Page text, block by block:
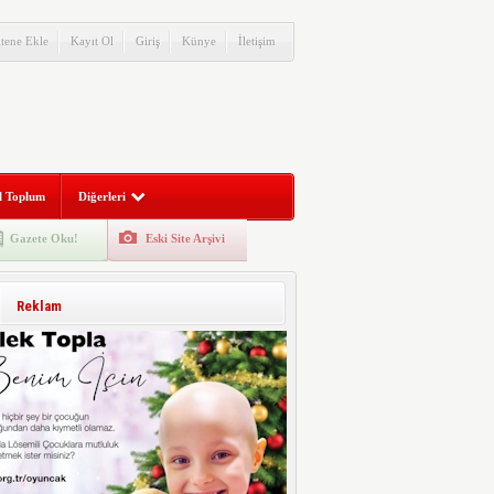
Ekle Kayıt Ol Giriş Künye İletişim
Toplum Diğerleri
Gazete Oku! Eski Site Arşivi
Reklam